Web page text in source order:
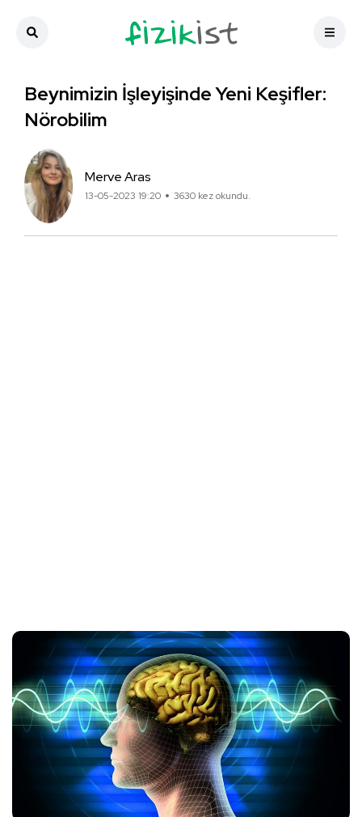
Beynimizin İşleyişinde Yeni Keşifler:
Nörobilim
Merve Aras
13-05-2023 19:20 3630 kez okundu.